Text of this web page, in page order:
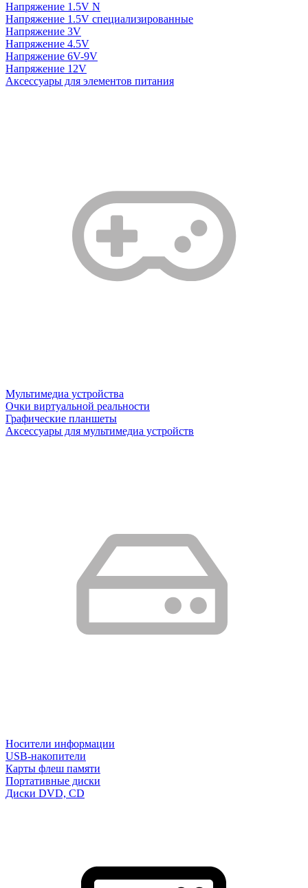
Напряжение 1.5V N
Напряжение 1.5V специализированные
Напряжение 3V
Напряжение 4.5V
Напряжение 6V-9V
Напряжение 12V
Аксессуары для элементов питания
Мультимедиа устройства
Очки виртуальной реальности
Графические планшеты
Аксессуары для мультимедиа устройств
Носители информации
USB-накопители
Карты флеш памяти
Портативные диски
Диски DVD, CD